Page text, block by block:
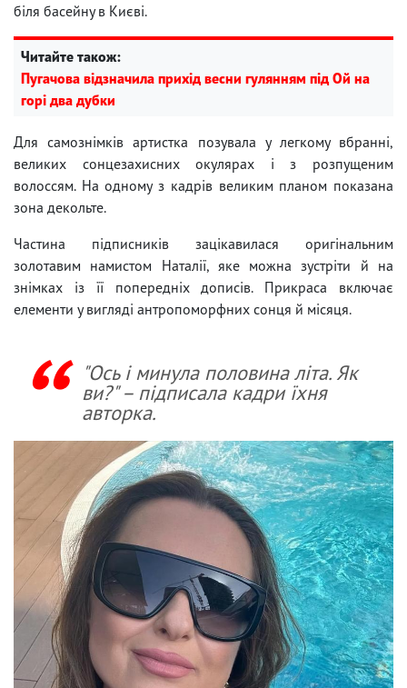
біля басейну в Києві.
Читайте також:
Пугачова відзначила прихід весни гулянням під Ой на
горі два дубки
Для самознімків артистка позувала у легкому вбранні,
великих сонцезахисних окулярах і з розпущеним
волоссям. На одному з кадрів великим планом показана
зона декольте.
Частина підписників зацікавилася оригінальним
золотавим намистом Наталії, яке можна зустріти й на
знімках із її попередніх дописів. Прикраса включає
елементи у вигляді антропоморфних сонця й місяця.
"Ось і минула половина літа. Як
ви?" – підписала кадри їхня
авторка.